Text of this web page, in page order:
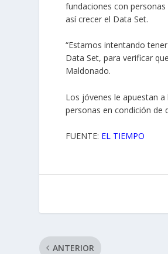
fundaciones con
así crecer el Data Set.
“Estamos intentando
Data Set, para verificar
Maldonado.
Los jóvenes le apuestan
personas en condición de
FUENTE: EL TIEMPO
ANTERIOR